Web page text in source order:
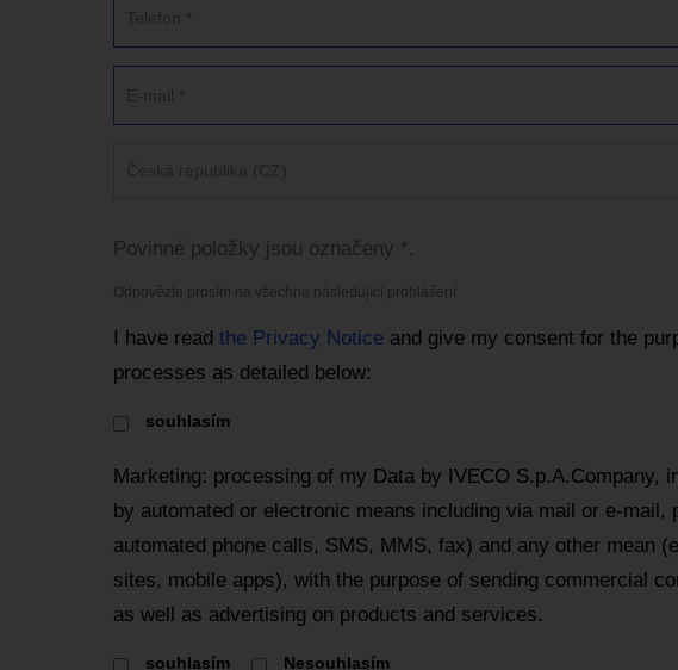
Povinné položky jsou označeny *.
Odpovězte prosím na všechna následující prohlášení
I have read the Privacy Noticeand give my consent for the
processes as detailed below:
souhlasím
Marketing: processing of my Data by IVECO S.p.A.Company,
by automated or electronic means including via mail or e-mail,
automated phone calls, SMS, MMS, fax) and any other mean
sites, mobile apps), with the purpose of sending commercial
as well as advertising on products and services.
souhlasím Nesouhlasím